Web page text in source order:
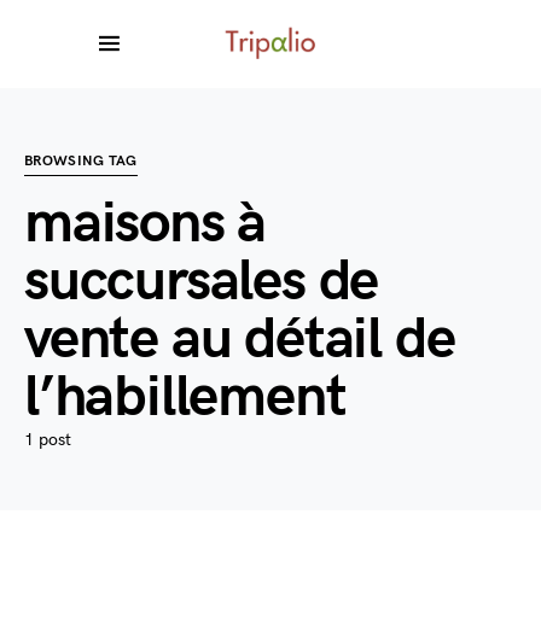
BROWSING TAG
maisons à
succursales de
vente au détail de
l’habillement
1 post